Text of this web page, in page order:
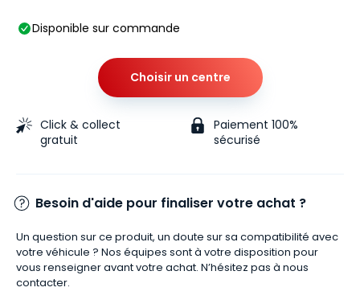
Disponible sur commande
Choisir un centre
Click & collect
gratuit
Paiement 100%
sécurisé
Besoin d'aide pour finaliser votre achat ?
Un question sur ce produit, un doute sur sa compatibilité avec
votre véhicule ? Nos équipes sont à votre disposition pour
vous renseigner avant votre achat. N’hésitez pas à nous
contacter.